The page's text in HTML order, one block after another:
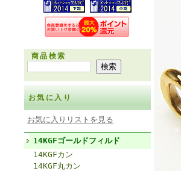
商品検索
お気に入り
お気に入りリストを見る
14KGFゴールドフィルド
14KGFカン
14KGF丸カン